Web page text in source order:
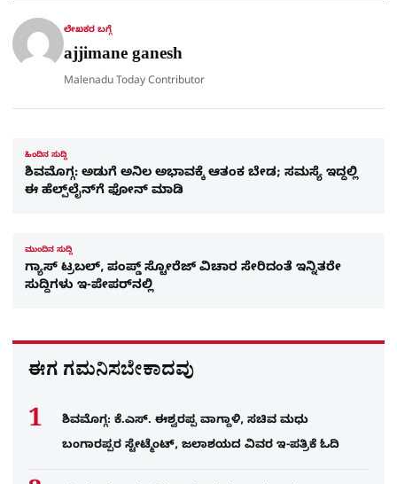
ಲೇಖಕರ ಬಗ್ಗೆ
ajjimane ganesh
Malenadu Today Contributor
ಹಿಂದಿನ ಸುದ್ದಿ
ಶಿವಮೊಗ್ಗ: ಅಡುಗೆ ಅನಿಲ ಅಭಾವಕ್ಕೆ ಆತಂಕ ಬೇಡ; ಸಮಸ್ಯೆ ಇದ್ದಲ್ಲಿ
ಈ ಹೆಲ್ಪ್​​​ಲೈನ್​ಗೆ ಫೋನ್​ ಮಾಡಿ
ಮುಂದಿನ ಸುದ್ದಿ
ಗ್ಯಾಸ್​ ಟ್ರಬಲ್,​ ಪಂಪ್ಡ್​ ಸ್ಟೋರೆಜ್ ವಿಚಾರ ಸೇರಿದಂತೆ ಇನ್ನಿತರೇ
ಸುದ್ದಿಗಳು ಇ-ಪೇಪರ್​ನಲ್ಲಿ​
ಈಗ ಗಮನಿಸಬೇಕಾದವು
ಶಿವಮೊಗ್ಗ: ಕೆ.ಎಸ್. ಈಶ್ವರಪ್ಪ ವಾಗ್ದಾಳಿ, ಸಚಿವ ಮಧು
ಬಂಗಾರಪ್ಪರ ಸ್ಟೇಟ್ಮೆಂಟ್, ಜಲಾಶಯದ ವಿವರ ಇ-ಪತ್ರಿಕೆ ಓದಿ